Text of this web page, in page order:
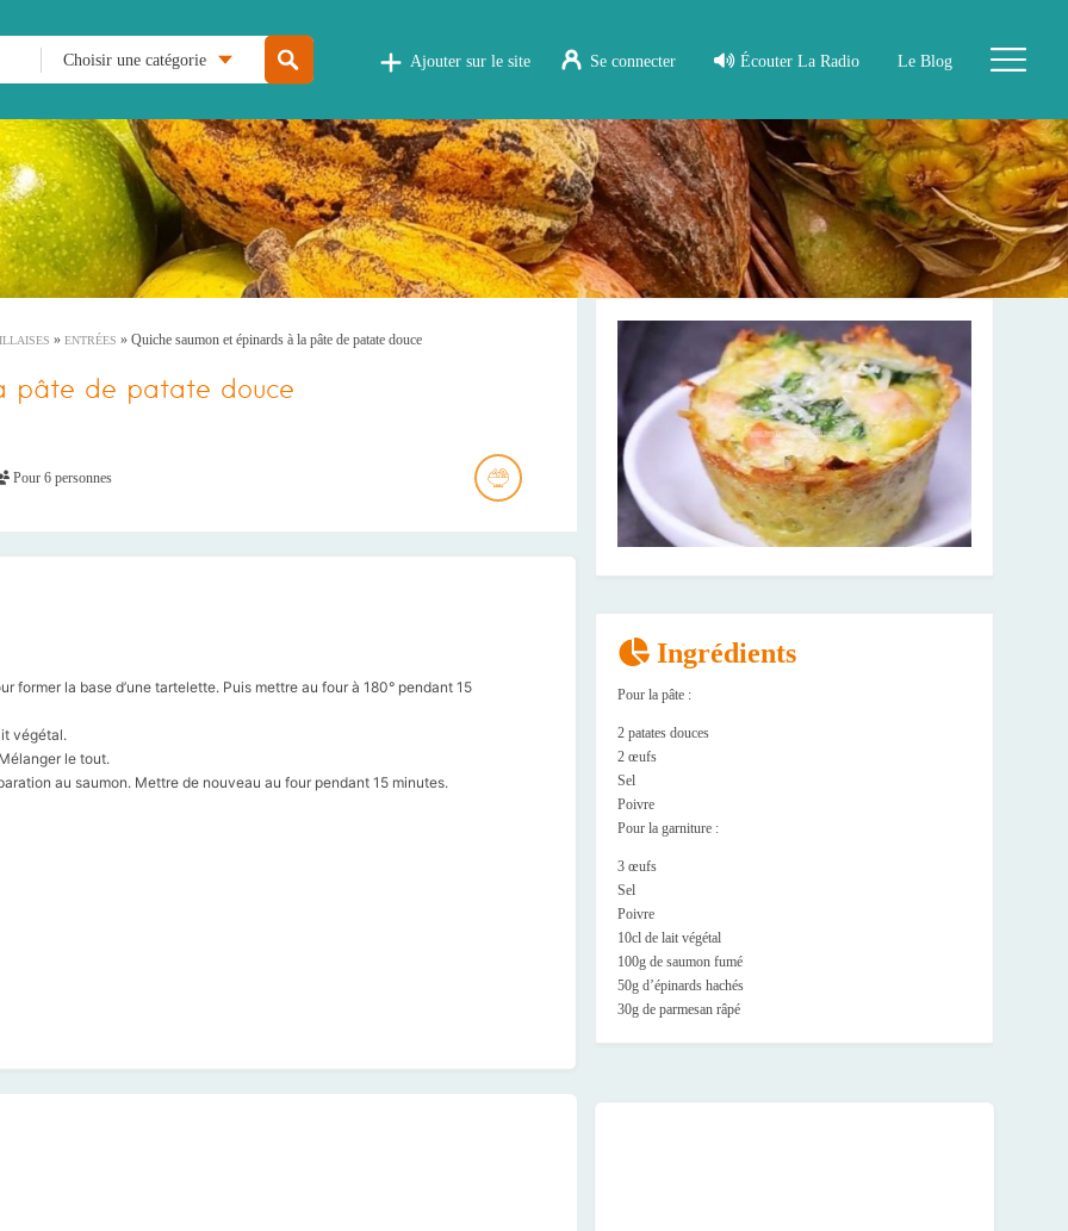
Choisir une catégorie Ajouter sur le site Se connecter Écouter La Radio Le Blog
» ENTRÉES » Quiche saumon et épinards à la pâte de patate douce
pâte de patate douce
Pour 6 personnes
former la base d’une tartelette. Puis mettre au four à 180° pendant 15
végétal.
le tout.
au saumon. Mettre de nouveau au four pendant 15 minutes.
Ingrédients
Pour la pâte :
2 patates douces
2 œufs
Sel
Poivre
Pour la garniture :
3 œufs
Sel
Poivre
10cl de lait végétal
100g de saumon fumé
50g d’épinards hachés
30g de parmesan râpé